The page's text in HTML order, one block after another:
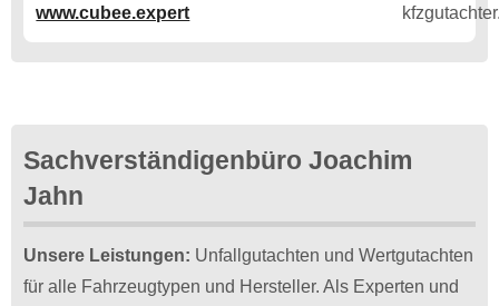
www.cubee.expert
Sachverständigenbüro Joachim
Jahn
Unsere Leistungen: Unfallgutachten und Wertgutachten
für alle Fahrzeugtypen und Hersteller. Als Experten und